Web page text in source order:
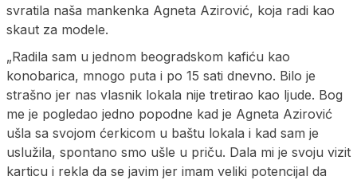
svratila naša mankenka Agneta Azirović, koja radi kao
skaut za modele.
„Radila sam u jednom beogradskom kafiću kao
konobarica, mnogo puta i po 15 sati dnevno. Bilo je
strašno jer nas vlasnik lokala nije tretirao kao ljude. Bog
me je pogledao jedno popodne kad je Agneta Azirović
ušla sa svojom ćerkicom u baštu lokala i kad sam je
uslužila, spontano smo ušle u priču. Dala mi je svoju vizit
karticu i rekla da se javim jer imam veliki potencijal da